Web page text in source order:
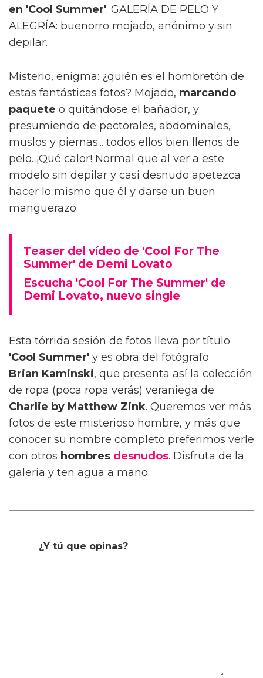
en 'Cool Summer'. GALERÍA DE PELO Y
ALEGRÍA: buenorro mojado, anónimo y sin
depilar.
Misterio, enigma: ¿quién es el hombretón de
estas fantásticas fotos? Mojado, marcando
paquete o quitándose el bañador, y
presumiendo de pectorales, abdominales,
muslos y piernas... todos ellos bien llenos de
pelo. ¡Qué calor! Normal que al ver a este
modelo sin depilar y casi desnudo apetezca
hacer lo mismo que él y darse un buen
manguerazo.
Teaser del vídeo de 'Cool For The
Summer' de Demi Lovato
Escucha 'Cool For The Summer' de
Demi Lovato, nuevo single
Esta tórrida sesión de fotos lleva por título
'Cool Summer' y es obra del fotógrafo
Brian Kaminski, que presenta así la colección
de ropa (poca ropa verás) veraniega de
Charlie by Matthew Zink. Queremos ver más
fotos de este misterioso hombre, y más que
conocer su nombre completo preferimos verle
con otros hombres desnudos. Disfruta de la
galería y ten agua a mano.
¿Y tú que opinas?